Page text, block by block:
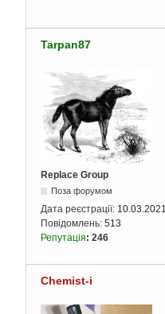
Tarpan87
Replace Group
Поза форумом
Дата реєстрації: 10.03.2021
Повідомлень: 513
Репутація: 246
Chemist-i